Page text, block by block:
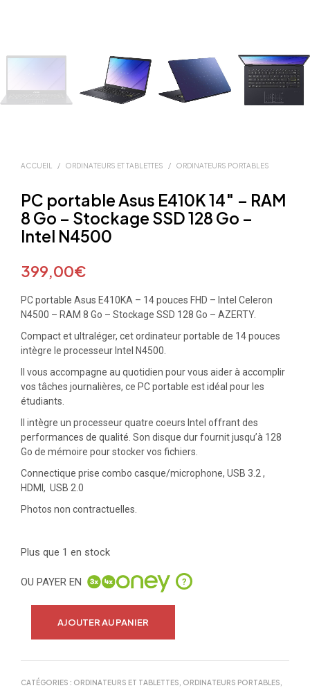
ACCUEIL / ORDINATEURS ET TABLETTES / ORDINATEURS PORTABLES
PC portable Asus E410K 14″ – RAM
8 Go – Stockage SSD 128 Go –
Intel N4500
399,00€
PC portable Asus E410KA – 14 pouces FHD – Intel Celeron
N4500 – RAM 8 Go – Stockage SSD 128 Go – AZERTY.
Compact et ultraléger, cet ordinateur portable de 14 pouces
intègre le processeur Intel N4500.
Il vous accompagne au quotidien pour vous aider à accomplir
vos tâches journalières, ce PC portable est idéal pour les
étudiants.
Il intègre un processeur quatre coeurs Intel offrant des
performances de qualité. Son disque dur fournit jusqu’à 128
Go de mémoire pour stocker vos fichiers.
Connectique prise combo casque/microphone, USB 3.2 ,
HDMI, USB 2.0
Photos non contractuelles.
Plus que 1 en stock
OU PAYER EN ?
AJOUTER AU PANIER
CATÉGORIES : ORDINATEURS ET TABLETTES ORDINATEURS PORTABLES